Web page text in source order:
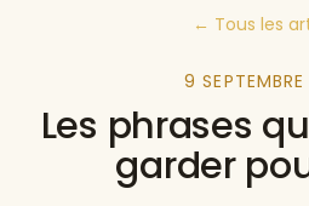
← Tous les
9
Les phrases
garder